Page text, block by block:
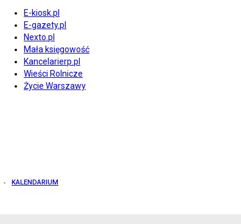
E-kiosk.pl
E-gazety.pl
Nexto.pl
Mała księgowość
Kancelarierp.pl
Wieści Rolnicze
Życie Warszawy
KALENDARIUM